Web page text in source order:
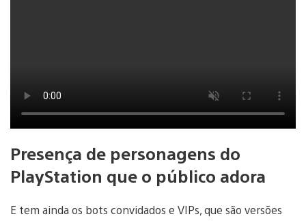
Presença de personagens do
PlayStation que o público adora
E tem ainda os bots convidados e VIPs, que são versões